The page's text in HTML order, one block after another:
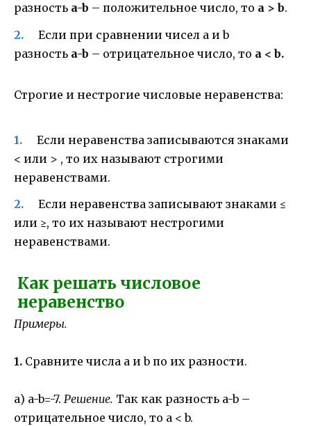
разность a-b – положительное число, то a > b.
Если при сравнении чисел a и b
разность a-b – отрицательное число, то a < b.
Строгие и нестрогие числовые неравенства:
Если неравенства записываются знаками
< или > , то их называют строгими
неравенствами.
Если неравенства записывают знаками ≤
или ≥, то их называют нестрогими
неравенствами.
Как решать числовое
неравенство
Примеры.
1. Сравните числа а и b по их разности.
а) a-b=-7. Решение. Так как разность a-b –
отрицательное число, то a < b.